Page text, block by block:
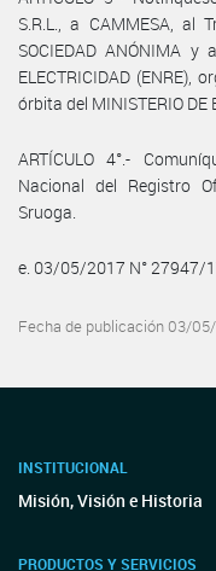
S.R.L., a CAMMESA, al
SOCIEDAD ANÓNIMA y
ELECTRICIDAD
órbita del MINISTERIO DE
ARTÍCULO 4°.-
Nacional del Registro
Sruoga.
e. 03/05/2017 N° 27947/
Fecha de publicación 03/
INSTITUCIONAL
Misión, Visión e Historia
PRODUCTOS Y SERVICIOS